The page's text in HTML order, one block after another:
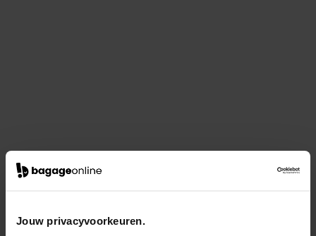
Jouw privacyvoorkeuren.